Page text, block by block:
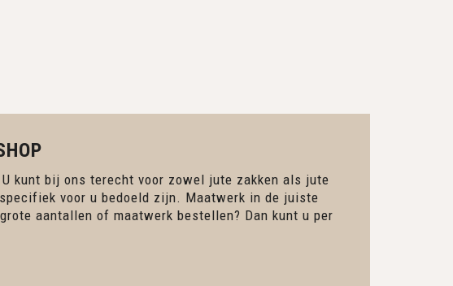
kunt bij ons terecht voor zowel jute zakken als jute
voor u bedoeld zijn. Maatwerk in de juiste
aantallen of maatwerk bestellen? Dan kunt u per